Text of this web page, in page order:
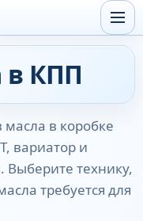
в КПП
в коробке
вариатор и
Выберите технику,
требуется для